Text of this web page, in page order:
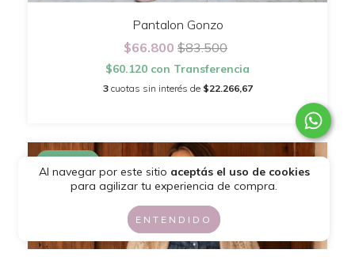
Al navegar por este sitio aceptás el uso de cookies
para agilizar tu experiencia de compra.
ENTENDIDO
Pantalon Gonzo
$66.800 $83.500
$60.120 con Transferencia
3 cuotas sin interés de $22.266,67